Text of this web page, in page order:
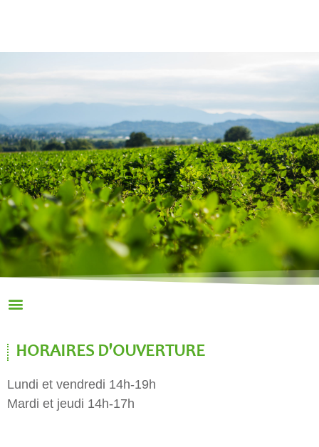
HORAIRES D'OUVERTURE
Lundi et vendredi 14h-19h
Mardi et jeudi 14h-17h